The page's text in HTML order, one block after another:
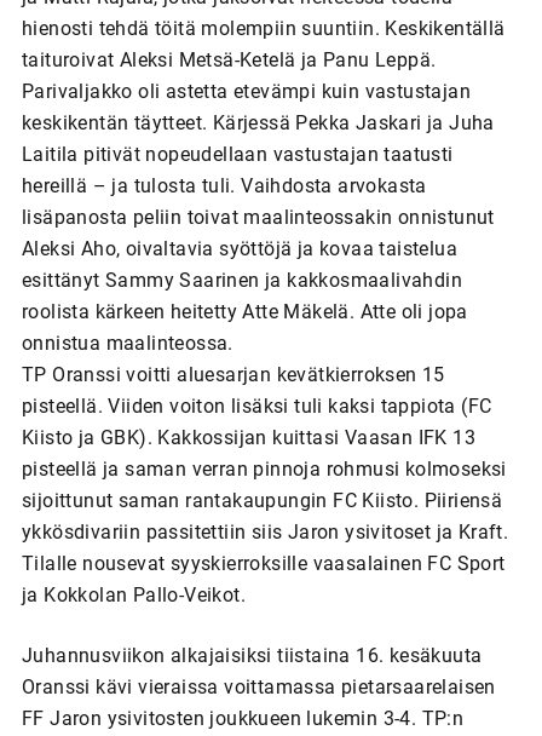
hienosti tehdä töitä molempiin suuntiin. Keskikentällä
taituroivat Aleksi Metsä-Ketelä ja Panu Leppä.
Parivaljakko oli astetta etevämpi kuin vastustajan
keskikentän täytteet. Kärjessä Pekka Jaskari ja Juha
Laitila pitivät nopeudellaan vastustajan taatusti
hereillä – ja tulosta tuli. Vaihdosta arvokasta
lisäpanosta peliin toivat maalinteossakin onnistunut
Aleksi Aho, oivaltavia syöttöjä ja kovaa taistelua
esittänyt Sammy Saarinen ja kakkosmaalivahdin
roolista kärkeen heitetty Atte Mäkelä. Atte oli jopa
onnistua maalinteossa.
TP Oranssi voitti aluesarjan kevätkierroksen 15
pisteellä. Viiden voiton lisäksi tuli kaksi tappiota (FC
Kiisto ja GBK). Kakkossijan kuittasi Vaasan IFK 13
pisteellä ja saman verran pinnoja rohmusi kolmoseksi
sijoittunut saman rantakaupungin FC Kiisto. Piiriensä
ykkösdivariin passitettiin siis Jaron ysivitoset ja Kraft.
Tilalle nousevat syyskierroksille vaasalainen FC Sport
ja Kokkolan Pallo-Veikot.
Juhannusviikon alkajaisiksi tiistaina 16. kesäkuuta
Oranssi kävi vieraissa voittamassa pietarsaarelaisen
FF Jaron ysivitosten joukkueen lukemin 3-4. TP:n